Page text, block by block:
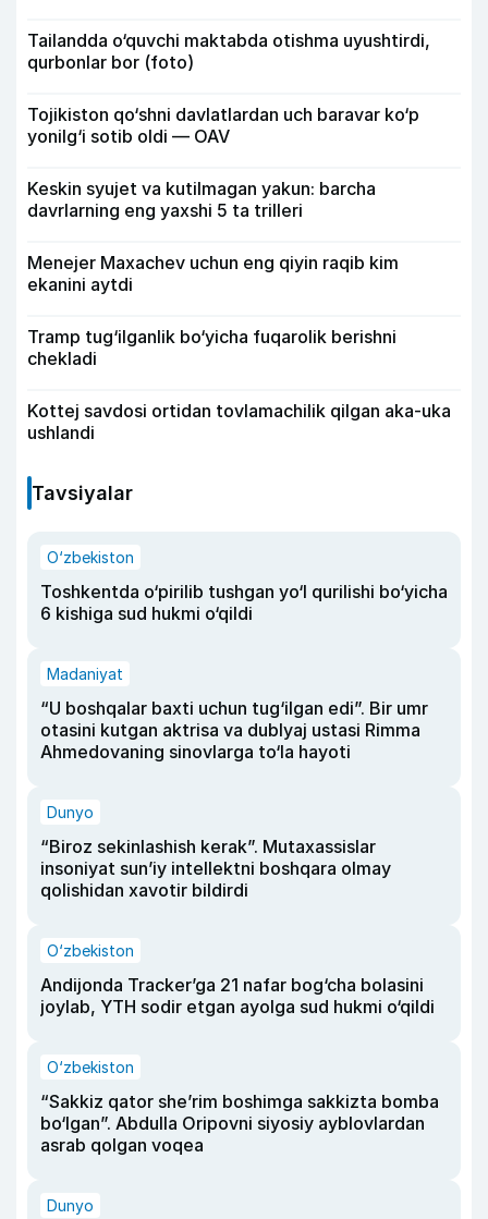
Tailandda o‘quvchi maktabda otishma uyushtirdi,
qurbonlar bor (foto)
Tojikiston qo‘shni davlatlardan uch baravar ko‘p
yonilg‘i sotib oldi — OAV
Keskin syujet va kutilmagan yakun: barcha
davrlarning eng yaxshi 5 ta trilleri
Menejer Maxachev uchun eng qiyin raqib kim
ekanini aytdi
Tramp tug‘ilganlik bo‘yicha fuqarolik berishni
chekladi
Kottej savdosi ortidan tovlamachilik qilgan aka-uka
ushlandi
Tavsiyalar
O‘zbekiston
Toshkentda o‘pirilib tushgan yo‘l qurilishi bo‘yicha
6 kishiga sud hukmi o‘qildi
Madaniyat
“U boshqalar baxti uchun tug‘ilgan edi”. Bir umr
otasini kutgan aktrisa va dublyaj ustasi Rimma
Ahmedovaning sinovlarga to‘la hayoti
Dunyo
“Biroz sekinlashish kerak”. Mutaxassislar
insoniyat sun’iy intellektni boshqara olmay
qolishidan xavotir bildirdi
O‘zbekiston
Andijonda Tracker’ga 21 nafar bog‘cha bolasini
joylab, YTH sodir etgan ayolga sud hukmi o‘qildi
O‘zbekiston
“Sakkiz qator she’rim boshimga sakkizta bomba
bo‘lgan”. Abdulla Oripovni siyosiy ayblovlardan
asrab qolgan voqea
Dunyo